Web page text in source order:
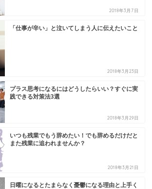
2018年3月7日
「仕事が辛い」と泣いてしまう人に伝えたいこと
2018年3月23日
プラス思考になるにはどうしたらいい？すぐに実
践できる対策法3選
2018年3月29日
いつも残業でもう辞めたい！でも辞めるだけだと
また残業に追われませんか？
2018年3月21日
日曜になるとたまらなく憂鬱になる理由と上手く